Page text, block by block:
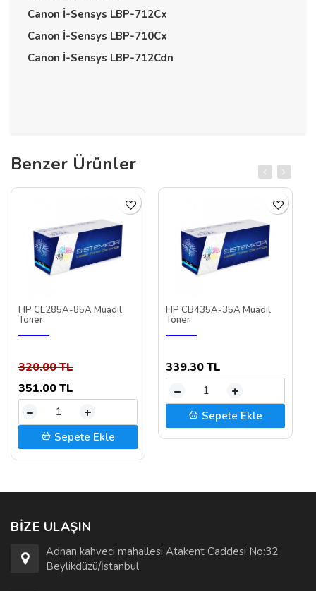
Canon İ-Sensys LBP-712Cx
Canon İ-Sensys LBP-710Cx
Canon İ-Sensys LBP-712Cdn
Benzer Ürünler
HP CE285A-85A Muadil
Toner
320.00 TL
351.00 TL
– +
Sepete Ekle
HP CB435A-35A Muadil
Toner
339.30 TL
– +
Sepete Ekle
BIZE ULAŞIN
Adnan kahveci mahallesi Atakent Caddesi No:32
Beylikdüzü/İstanbul